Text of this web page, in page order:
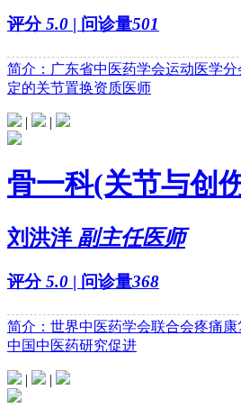
评分5.0 | 问诊量501
简介：广东省中医药学会运动医学
定的关节置换资质医师
| |
骨一科(关节与创
刘洪洋 副主任医师
评分5.0 | 问诊量368
简介：世界中医药学会联合会疼痛康
中国中医药研究促进
| |